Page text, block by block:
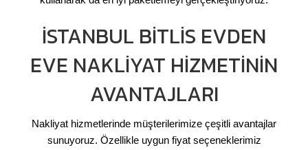
İSTANBUL BITLIS EVDEN
EVE NAKLIYAT HIZMETININ
AVANTAJLARI
Nakliyat hizmetlerinde müşterilerimize çeşitli avantajlar
sunuyoruz. Özellikle uygun fiyat seçeneklerimiz